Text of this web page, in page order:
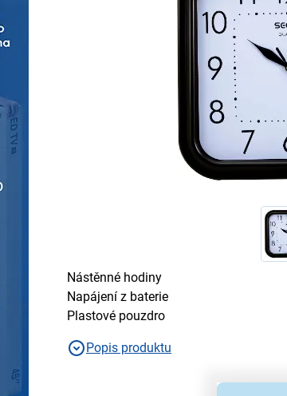
Nástěnné hodiny
Napájení z baterie
Plastové pouzdro
Popis produktu